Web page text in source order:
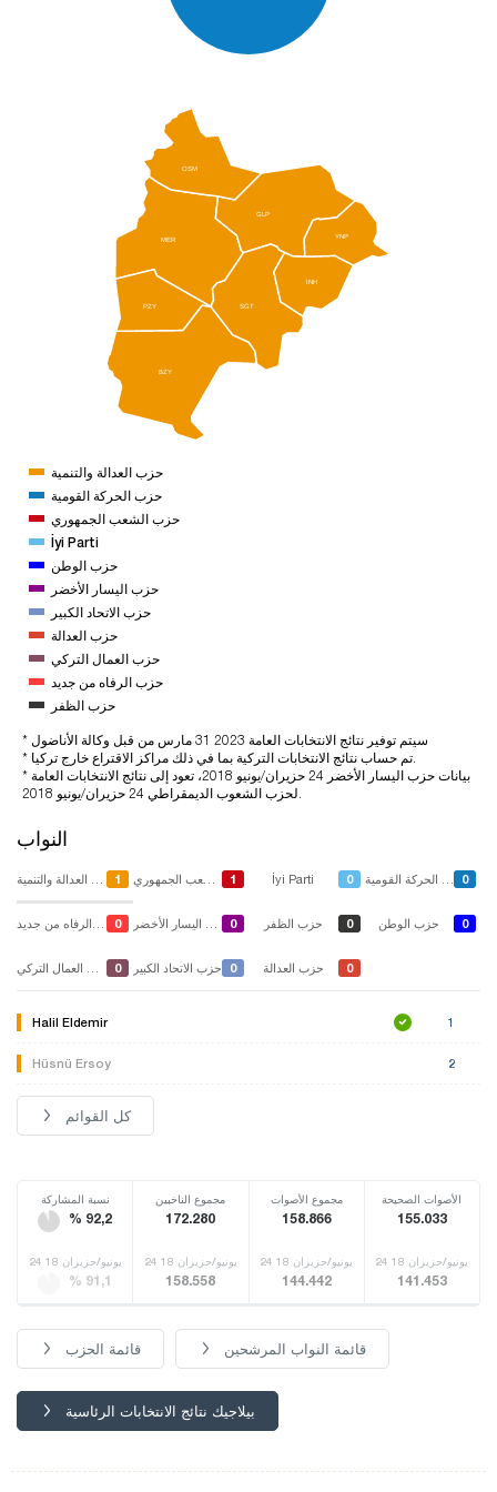
MER
BZY
GLP
OSM
PZY SĞT
YNP
İNH
حزب العدالة والتنمية
حزب الحركة القومية
حزب الشعب الجمهوري
İyi Parti
حزب الوطن
حزب اليسار الأخضر
حزب الاتحاد الكبير
حزب العدالة
حزب العمال التركي
حزب الرفاه من جديد
حزب الظفر
* سيتم توفير نتائج الانتخابات العامة 2023 31 مارس من قبل وكالة الأناضول
* تم حساب نتائج الانتخابات التركية بما في ذلك مراكز الاقتراع خارج تركيا.
* بيانات حزب اليسار الأخضر 24 حزيران/يونيو 2018، تعود إلى نتائج الانتخابات العامة
لحزب الشعوب الديمقراطي 24 حزيران/يونيو 2018.
النواب
1 حزب الشعب الجمهوري 1 İyi Parti 0 0
0 0 حزب الظفر 0 حزب الوطن 0
0 حزب الاتحاد الكبير 0 حزب العدالة 0
Halil Eldemir 1
Hüsnü Ersoy 2
كل القوائم
نسبة المشاركة
% 92,2
مجموع الناخبين
172.280
مجموع الأصوات
158.866
الأصوات الصحيحة
155.033
24 يونيو/حزيران 18
% 91,1
24 يونيو/حزيران 18
158.558
24 يونيو/حزيران 18
144.442
24 يونيو/حزيران 18
141.453
قائمة الحزب قائمة النواب المرشحين
بيلاجيك نتائج الانتخابات الرئاسية